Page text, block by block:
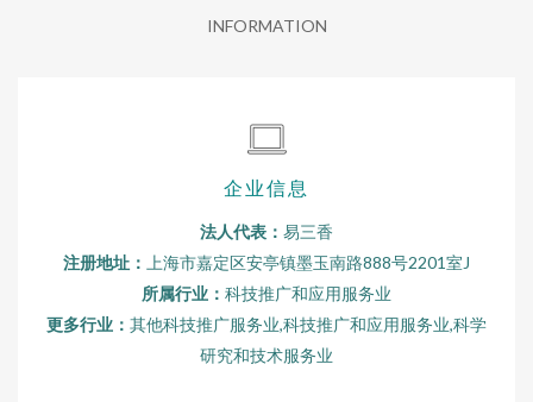
INFORMATION
企业信息
法人代表： 易三香
注册地址：
上海市嘉定区安亭镇墨玉南路888号2201室J
所属行业： 科技推广和应用服务业
更多行业： 其他科技推广服务业,科技推广和应用服务业,科学
研究和技术服务业